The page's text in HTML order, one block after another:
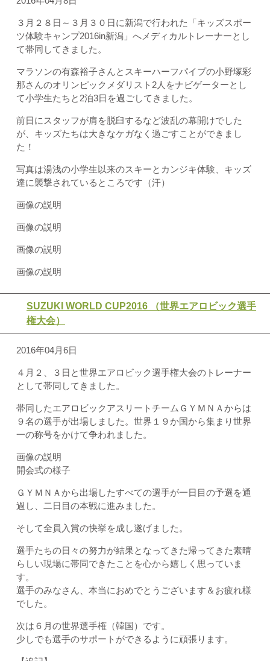
３月２８日～３月３０日に新潟で行われた「キッズスポー
ツ体験キャンプ2016in新潟」へメディカルトレーナーとし
て帯同してきました。
マラソンの有森裕子さんとスキーハーフパイプの小野塚彩
那さんのオリンピックメダリスト2人をナビゲーターとし
て小学生たちと2泊3日を過ごしてきました。
前日にスタッフが肩を脱臼するなど波乱の幕開けでした
が、キッズたちは大きなケガなく過ごすことができまし
た！
写真は湯浅の小学生以来のスキーとカンジキ体験、キッズ
達に襲撃されているところです（汗）
画像の説明
画像の説明
画像の説明
画像の説明
SUZUKI WORLD CUP2016 （世界エアロビック選手
権大会）
2016年04月6日
４月２、３日と世界エアロビック選手権大会のトレーナー
として帯同してきました。
帯同したエアロビックアスリートチームＧＹＭＮＡからは
９名の選手が出場しました。世界１９か国から集まり世界
一の称号をかけて争われました。
画像の説明
開会式の様子
ＧＹＭＮＡから出場したすべての選手が一日目の予選を通
過し、二日目の本戦に進みました。
そして全員入賞の快挙を成し遂げました。
選手たちの日々の努力が結果となってきた帰ってきた素晴
らしい現場に帯同できたことを心から嬉しく思っていま
す。
選手のみなさん、本当におめでとうございます＆お疲れ様
でした。
次は６月の世界選手権（韓国）です。
少しでも選手のサポートができるように頑張ります。